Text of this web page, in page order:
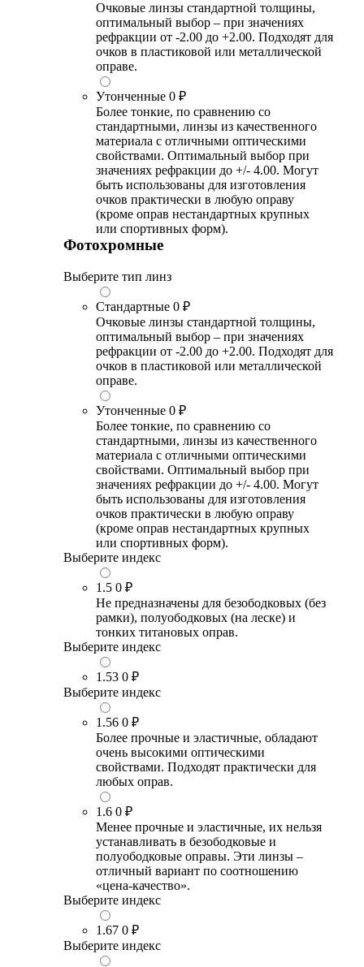
Очковые линзы стандартной толщины,
оптимальный выбор – при значениях
рефракции от -2.00 до +2.00. Подходят для
очков в пластиковой или металлической
оправе.
Утонченные 0 ₽
Более тонкие, по сравнению со
стандартными, линзы из качественного
материала с отличными оптическими
свойствами. Оптимальный выбор при
значениях рефракции до +/- 4.00. Могут
быть использованы для изготовления
очков практически в любую оправу
(кроме оправ нестандартных крупных
или спортивных форм).
Фотохромные
Выберите тип линз
Стандартные 0 ₽
Очковые линзы стандартной толщины,
оптимальный выбор – при значениях
рефракции от -2.00 до +2.00. Подходят для
очков в пластиковой или металлической
оправе.
Утонченные 0 ₽
Более тонкие, по сравнению со
стандартными, линзы из качественного
материала с отличными оптическими
свойствами. Оптимальный выбор при
значениях рефракции до +/- 4.00. Могут
быть использованы для изготовления
очков практически в любую оправу
(кроме оправ нестандартных крупных
или спортивных форм).
Выберите индекс
1.5 0 ₽
Не предназначены для безободковых (без
рамки), полуободковых (на леске) и
тонких титановых оправ.
Выберите индекс
1.53 0 ₽
Выберите индекс
1.56 0 ₽
Более прочные и эластичные, обладают
очень высокими оптическими
свойствами. Подходят практически для
любых оправ.
1.6 0 ₽
Менее прочные и эластичные, их нельзя
устанавливать в безободковые и
полуободковые оправы. Эти линзы –
отличный вариант по соотношению
«цена-качество».
Выберите индекс
1.67 0 ₽
Выберите индекс